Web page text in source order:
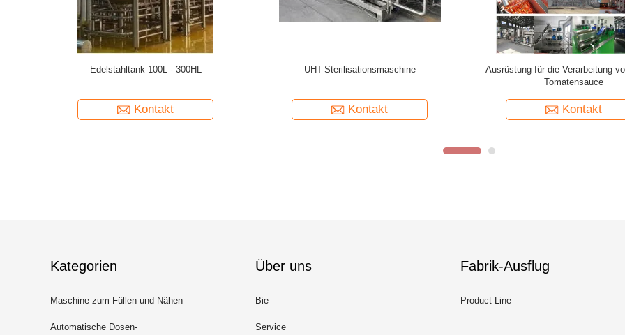
Kettenplatten-Wasserbad-Typ
Anforderungen an Konservensaft
Kontakt
Ein- / Doppel- / Dreifachwirkung
Kontakt
Frucht- und
Pulpverarbeitung
Kontakt
Kategorien
Maschine zum Füllen und Nähen
von Dosen
Automatische Dosen-
Über uns
Bie
Service
Fabrik-Ausflug
Product Line